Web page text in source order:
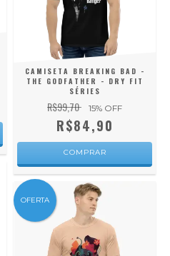
CAMISETA BREAKING BAD -
THE GODFATHER - DRY FIT
SÉRIES
R$99,70 15% OFF
R$84,90
COMPRAR
OFERTA